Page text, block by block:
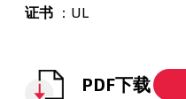
证书：UL
PDF下载